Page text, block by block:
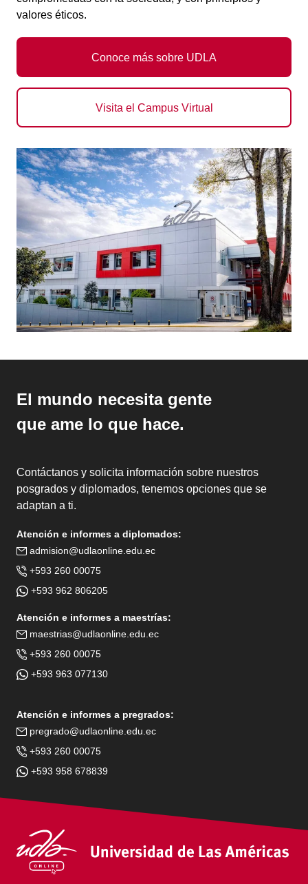
valores éticos.
Visita el Campus Virtual
Conoce más sobre UDLA
El mundo necesita gente
que ame lo que hace.
Contáctanos y solicita información sobre nuestros
posgrados y diplomados, tenemos opciones que se
adaptan a ti.
Atención e informes a diplomados:
admision@udlaonline.edu.ec
+593 260 00075
+593 962 806205
Atención e informes a maestrías:
maestrias@udlaonline.edu.ec
+593 260 00075
+593 963 077130
Atención e informes a pregrados:
pregrado@udlaonline.edu.ec
+593 260 00075
+593 958 678839